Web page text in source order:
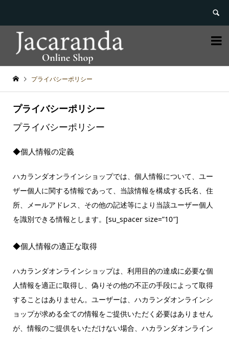


プライバシーポリシー
プライバシーポリシー
プライバシーポリシー
◆個人情報の定義
ハカランダオンラインショップでは、個人情報について、ユー
ザー個人に関する情報であって、当該情報を構成する氏名、住
所、メールアドレス、その他の記述等により当該ユーザー個人
を識別できる情報とします。[su_spacer size=”10″]
◆個人情報の適正な取得
ハカランダオンラインショップは、利用目的の達成に必要な個
人情報を適正に取得し、偽りその他の不正の手段によって取得
することはありません。ユーザーは、ハカランダオンラインシ
ョップが求める全ての情報をご提供いただく必要はありません
が、情報のご提供をいただけない場合、ハカランダオンライン